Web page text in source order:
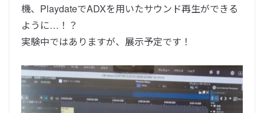
機、PlaydateでADXを用いたサウンド再生ができる
ように…！？
実験中ではありますが、展示予定です！
動
画
プ